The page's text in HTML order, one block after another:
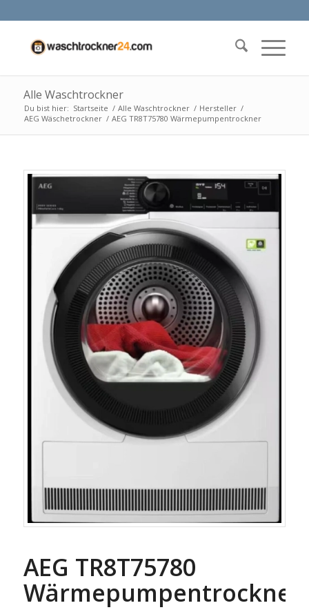
Alle Waschtrockner
Du bist hier: Startseite / Alle Waschtrockner / Hersteller /
AEG Wäschetrockner / AEG TR8T75780 Wärmepumpentrockner
AEG TR8T75780
Wärmepumpentrockner